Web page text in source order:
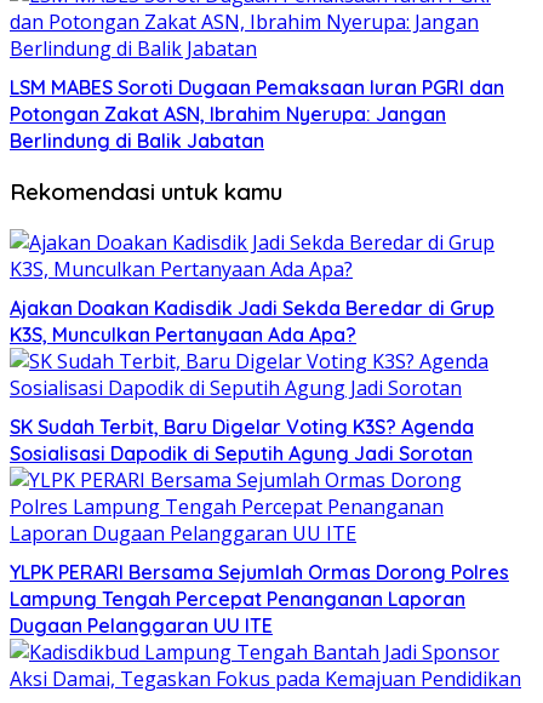
LSM MABES Soroti Dugaan Pemaksaan Iuran PGRI dan
Potongan Zakat ASN, Ibrahim Nyerupa: Jangan
Berlindung di Balik Jabatan
Rekomendasi untuk kamu
Ajakan Doakan Kadisdik Jadi Sekda Beredar di Grup
K3S, Munculkan Pertanyaan Ada Apa?
SK Sudah Terbit, Baru Digelar Voting K3S? Agenda
Sosialisasi Dapodik di Seputih Agung Jadi Sorotan
YLPK PERARI Bersama Sejumlah Ormas Dorong Polres
Lampung Tengah Percepat Penanganan Laporan
Dugaan Pelanggaran UU ITE